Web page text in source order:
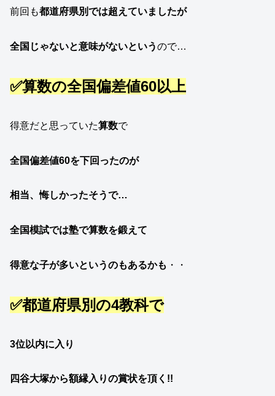
前回も都道府県別では超えていましたが
全国じゃないと意味がないというので…
✅算数の全国偏差値60以上
得意だと思っていた算数で
全国偏差値60を下回ったのが
相当、悔しかったそうで…
全国模試では塾で算数を鍛えて
得意な子が多いというのもあるかも ・・
✅都道府県別の4教科で
3位以内に入り
四谷大塚から額縁入りの賞状を頂く!!